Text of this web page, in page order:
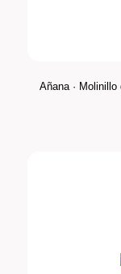
Añana ·